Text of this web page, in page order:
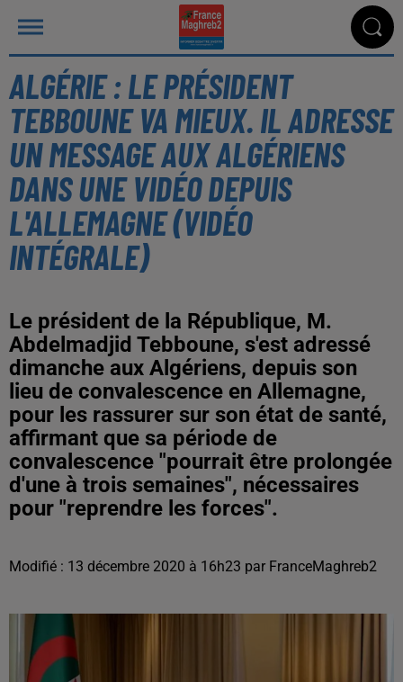
ALGÉRIE : LE PRÉSIDENT
TEBBOUNE VA MIEUX. IL ADRESSE
UN MESSAGE AUX ALGÉRIENS
DANS UNE VIDÉO DEPUIS
L'ALLEMAGNE (VIDÉO
INTÉGRALE)
Le président de la République, M.
Abdelmadjid Tebboune, s'est adressé
dimanche aux Algériens, depuis son
lieu de convalescence en Allemagne,
pour les rassurer sur son état de santé,
affirmant que sa période de
convalescence "pourrait être prolongée
d'une à trois semaines", nécessaires
pour "reprendre les forces".
Modifié : 13 décembre 2020 à 16h23 par FranceMaghreb2